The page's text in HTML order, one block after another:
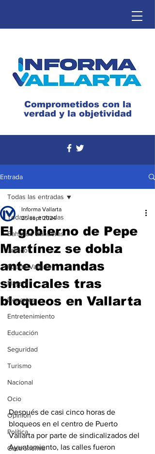
Comprometidos con la
verdad y la objetividad
Entrada
Todas las entradas
Bahía de Banderas
Jalisco
Puerto Vallarta
Nayarit
Deportes
Entretenimiento
Educación
Seguridad
Turismo
Nacional
Ocio
Opinión
Política
Gastronomía
Todas las entradas
El gobierno de Pepe
Martínez se dobla
ante demandas
sindicales tras
bloqueos en Vallarta
Informa Vallarta
25 sept 2024
Después de casi cinco horas de
bloqueos en el centro de Puerto
Vallarta por parte de sindicalizados del
Ayuntamiento, las calles fueron